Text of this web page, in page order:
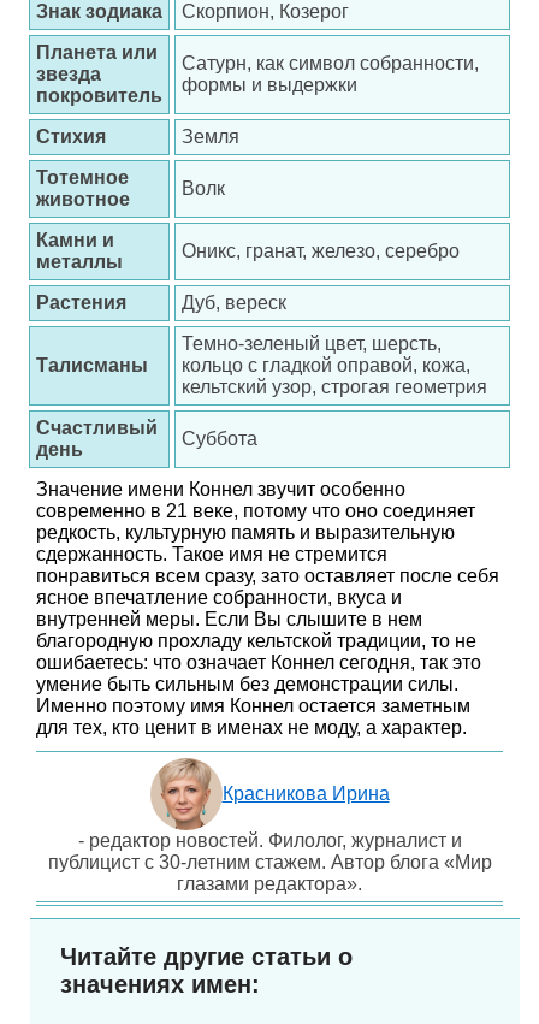
Знак зодиака
Скорпион, Козерог
Планета или
звезда
покровитель
Сатурн, как символ собранности,
формы и выдержки
Стихия
Земля
Тотемное
животное
Волк
Камни и
металлы
Оникс, гранат, железо, серебро
Растения Дуб, вереск
Талисманы
Темно-зеленый цвет, шерсть,
кольцо с гладкой оправой, кожа,
кельтский узор, строгая геометрия
Счастливый
день
Суббота
Значение имени Коннел звучит особенно
современно в 21 веке, потому что оно соединяет
редкость, культурную память и выразительную
сдержанность. Такое имя не стремится
понравиться всем сразу, зато оставляет после себя
ясное впечатление собранности, вкуса и
внутренней меры. Если Вы слышите в нем
благородную прохладу кельтской традиции, то не
ошибаетесь: что означает Коннел сегодня, так это
умение быть сильным без демонстрации силы.
Именно поэтому имя Коннел остается заметным
для тех, кто ценит в именах не моду, а характер.
Красникова Ирина
- редактор новостей. Филолог, журналист и
публицист с 30-летним стажем. Автор блога «Мир
глазами редактора».
Читайте другие статьи о
значениях имен: